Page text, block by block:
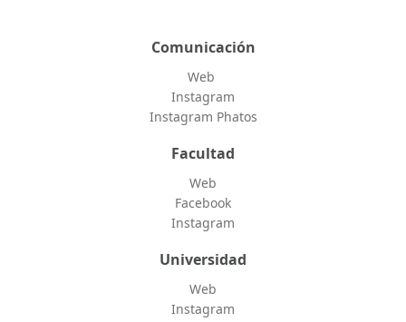
Comunicación
Web
Instagram
Instagram Phatos
Facultad
Web
Facebook
Instagram
Universidad
Web
Instagram